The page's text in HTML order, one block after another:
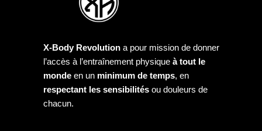
X-Body Revolution a pour mission de donner
l’accès à l’entraînement physique à tout le
monde en un minimum de temps, en
respectant les sensibilités ou douleurs de
chacun.